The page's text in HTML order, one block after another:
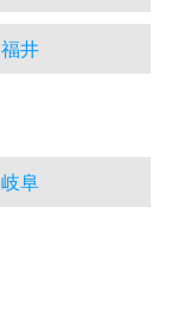
福井
岐阜